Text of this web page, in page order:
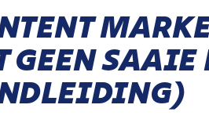
GEEN SAAIE